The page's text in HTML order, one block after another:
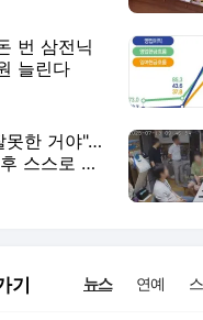
번 삼전닉
늘린다
못한 거야"…
스스로 목
, 유족 국가
기 뉴스 연예